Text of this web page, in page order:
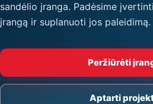
sandėlio įranga. Padėsime
įrangą ir suplanuoti jos paleidimą.
Peržiūrėti
Aptarti